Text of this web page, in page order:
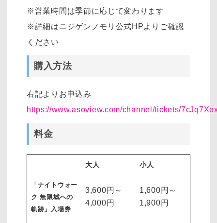
※営業時間は季節に応じて変わります
※詳細はニジゲンノモリ公式HPよりご確認
ください
購入方法
右記よりお申込み
https://www.asoview.com/channel/tickets/
料金
大人 小人
「ナイトウォー
ク 無限城への
軌跡」入場券
3,600円～
4,000円
1,600円～
1,900円